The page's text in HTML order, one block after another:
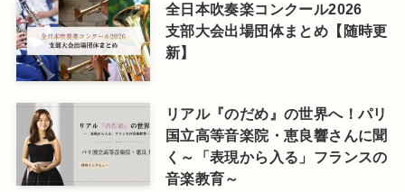
全日本吹奏楽コンクール2026
支部大会出場団体まとめ【随時更
新】
リアル『のだめ』の世界へ！パリ
国立高等音楽院・恵良響さんに聞
く～「表現から入る」フランスの
音楽教育～